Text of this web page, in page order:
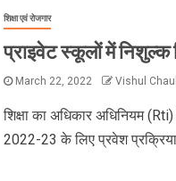
शिक्षा एवं रोजगार
प्राइवेट स्कूलों में
March 22, 2022 Vishul
शिक्षा का अधिकार अधिनियम
2022-23 के लिए प्रवेश